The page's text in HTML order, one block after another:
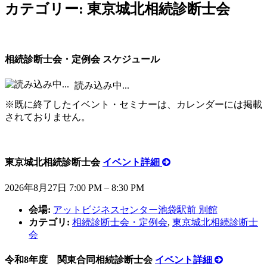
カテゴリー: 東京城北相続診断士会
相続診断士会・定例会 スケジュール
読み込み中...
※既に終了したイベント・セミナーは、カレンダーには掲載
されておりません。
東京城北相続診断士会 イベント詳細
2026年8月27日 7:00 PM – 8:30 PM
会場: アットビジネスセンター池袋駅前 別館
カテゴリ: 相続診断士会・定例会, 東京城北相続診断士
会
令和8年度 関東合同相続診断士会 イベント詳細